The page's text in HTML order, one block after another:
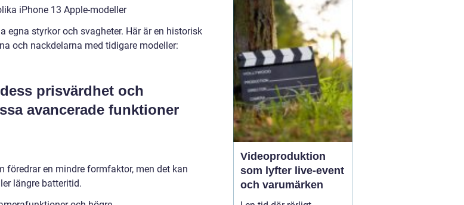
iPhone 13 Apple-modeller
egna styrkor och svagheter. Här är en historisk
och nackdelarna med tidigare modeller:
prisvärdhet och
avancerade funktioner
föredrar en mindre formfaktor, men det kan
längre batteritid.
över vilka som får
ansluta, medan
offentliga Wi-Fi-nät...
Videoproduktion
som lyfter live-event
och varumärken